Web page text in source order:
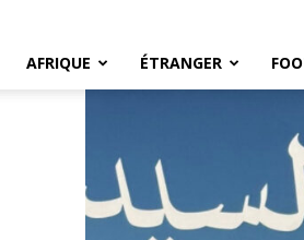
AFRIQUE ÉTRANGER